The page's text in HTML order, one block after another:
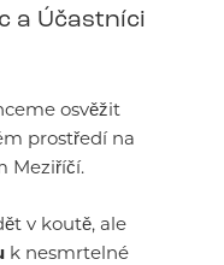
a Účastníci
osvěžit
prostředí na
Meziříčí.
v koutě, ale
k nesmrtelné